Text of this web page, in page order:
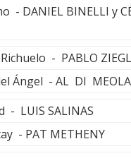
- DANIEL BINELLI y
- PABLO
Ángel - AL DI MEOLA
- LUIS SALINAS
- PAT METHENY